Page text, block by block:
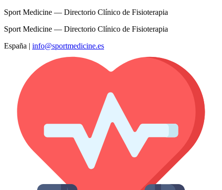
Sport Medicine — Directorio Clínico de Fisioterapia
Sport Medicine — Directorio Clínico de Fisioterapia
España | info@sportmedicine.es